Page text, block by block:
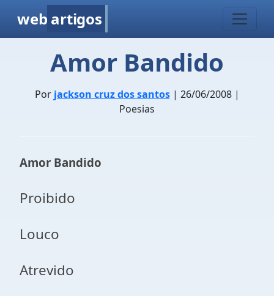
web artigos
Amor Bandido
Por jackson cruz dos santos| 26/06/2008 |
Poesias
Amor Bandido
Proibido
Louco
Atrevido